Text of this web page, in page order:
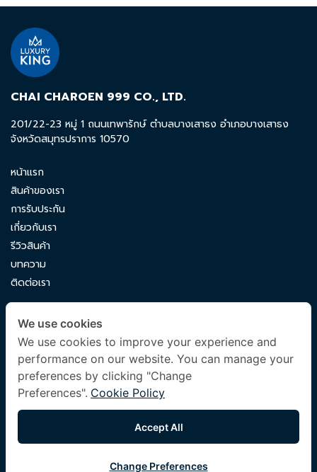
CHAI CHAROEN 999 CO., LTD.
201/22-23 หมู่ 1 ถนนเทพารักษ์ ตำบลบางเสาธง อำเภอบางเสาธง
จังหวัดสมุทรปราการ 10570
หน้าแรก
สินค้าของเรา
การรับประกัน
เกี่ยวกับเรา
รีวิวสินค้า
บทความ
ติดต่อเรา
luxuryking.mattress@gmail.com
082 419 9871
FOLLOW US
We use cookies
We use cookies to improve your experience and
performance on our website. You can manage your
preferences by clicking "Change
Preferences". Cookie Policy
Accept All
Change Preferences